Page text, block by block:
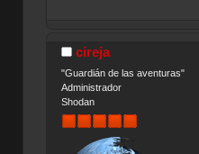
cireja
"Guardián de las aventuras"
Administrador
Shodan